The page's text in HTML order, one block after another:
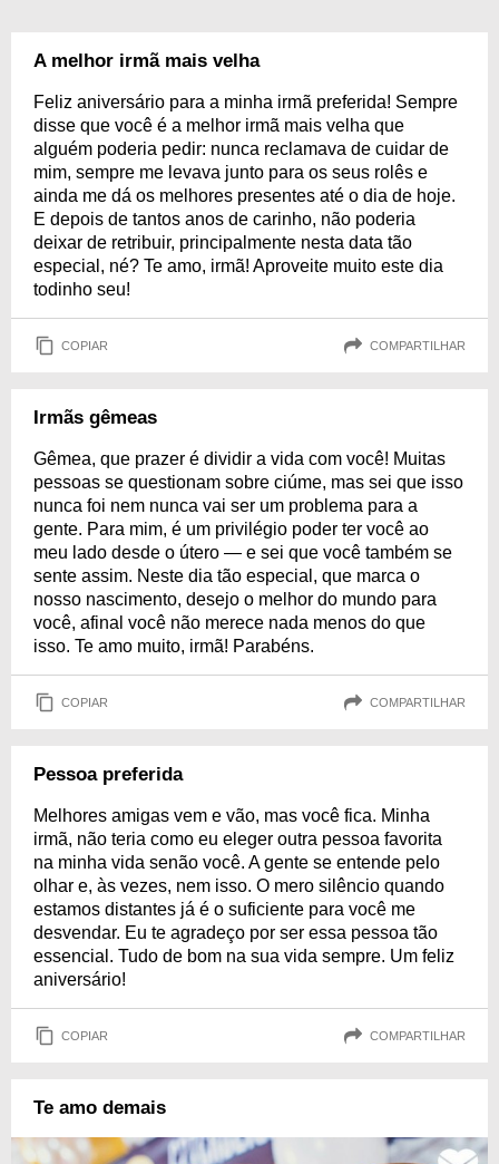
A melhor irmã mais velha
Feliz aniversário para a minha irmã preferida! Sempre
disse que você é a melhor irmã mais velha que
alguém poderia pedir: nunca reclamava de cuidar de
mim, sempre me levava junto para os seus rolês e
ainda me dá os melhores presentes até o dia de hoje.
E depois de tantos anos de carinho, não poderia
deixar de retribuir, principalmente nesta data tão
especial, né? Te amo, irmã! Aproveite muito este dia
todinho seu!
COPIAR COMPARTILHAR
Irmãs gêmeas
Gêmea, que prazer é dividir a vida com você! Muitas
pessoas se questionam sobre ciúme, mas sei que isso
nunca foi nem nunca vai ser um problema para a
gente. Para mim, é um privilégio poder ter você ao
meu lado desde o útero — e sei que você também se
sente assim. Neste dia tão especial, que marca o
nosso nascimento, desejo o melhor do mundo para
você, afinal você não merece nada menos do que
isso. Te amo muito, irmã! Parabéns.
COPIAR COMPARTILHAR
Pessoa preferida
Melhores amigas vem e vão, mas você fica. Minha
irmã, não teria como eu eleger outra pessoa favorita
na minha vida senão você. A gente se entende pelo
olhar e, às vezes, nem isso. O mero silêncio quando
estamos distantes já é o suficiente para você me
desvendar. Eu te agradeço por ser essa pessoa tão
essencial. Tudo de bom na sua vida sempre. Um feliz
aniversário!
COPIAR COMPARTILHAR
Te amo demais